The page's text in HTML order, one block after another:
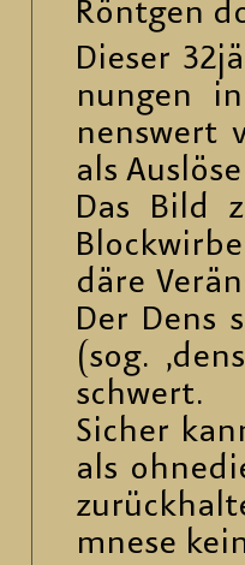
Rönt­gen
Die­ser
nun­gen
nens­wert
als
Das Bild
dä­re
Der Dens
(sog.
schwert.
Si­cher
als
mne­se